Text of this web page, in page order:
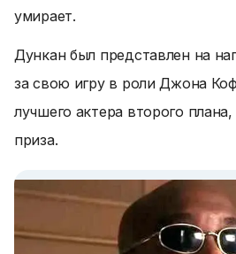
умирает.
Дункан был представлен на
за свою игру в роли Джона
лучшего актера второго
приза.